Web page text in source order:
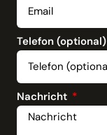
Telefon (optional)
Nachricht